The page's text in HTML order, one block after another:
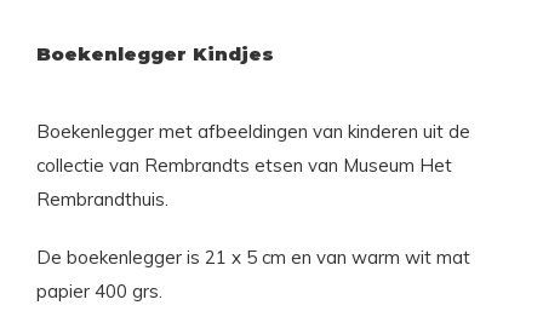
Boekenlegger Kindjes
Boekenlegger met afbeeldingen van kinderen uit de
collectie van Rembrandts etsen van Museum Het
Rembrandthuis.
De boekenlegger is 21 x 5 cm en van warm wit mat
papier 400 grs.